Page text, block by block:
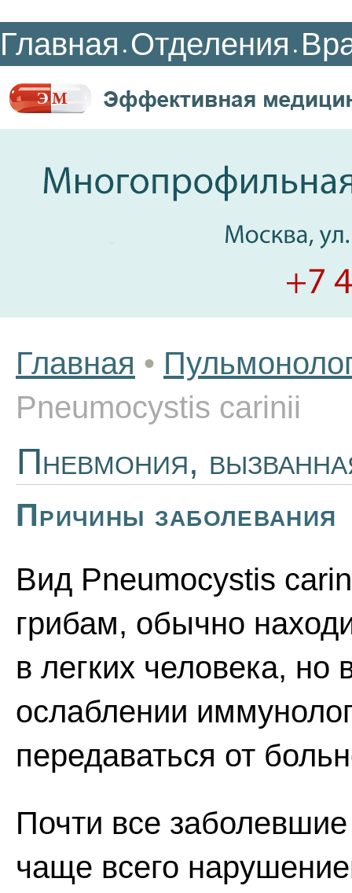
Главная • Отделения •
Главная •
Pneumocystis carinii
Пневмония,
Причины заболевания
Вид Pneumocystis
грибам, обычно
в легких человека,
ослаблении
передаваться от
Почти все
чаще всего